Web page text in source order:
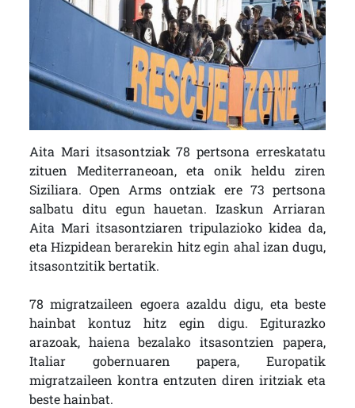
Aita Mari itsasontziak 78 pertsona erreskatatu
zituen Mediterraneoan, eta onik heldu ziren
Siziliara. Open Arms ontziak ere 73 pertsona
salbatu ditu egun hauetan. Izaskun Arriaran
Aita Mari itsasontziaren tripulazioko kidea da,
eta Hizpidean berarekin hitz egin ahal izan dugu,
itsasontzitik bertatik.
78 migratzaileen egoera azaldu digu, eta beste
hainbat kontuz hitz egin digu. Egiturazko
arazoak, haiena bezalako itsasontzien papera,
Italiar gobernuaren papera, Europatik
migratzaileen kontra entzuten diren iritziak eta
beste hainbat.